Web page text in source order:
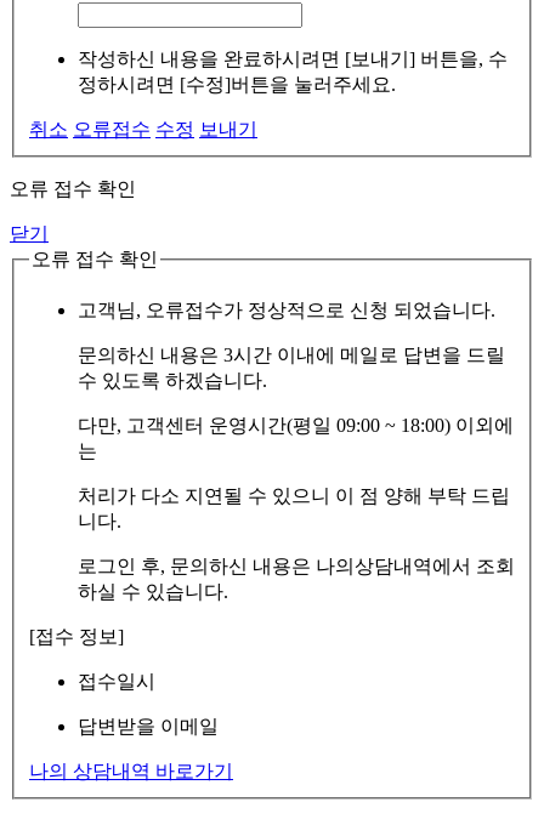
작성하신 내용을 완료하시려면 [보내기] 버튼을, 수
정하시려면 [수정]버튼을 눌러주세요.
취소 오류접수 수정 보내기
오류 접수 확인
닫기
오류 접수 확인
고객님, 오류접수가 정상적으로 신청 되었습니다.
문의하신 내용은 3시간 이내에 메일로 답변을 드릴
수 있도록 하겠습니다.
다만, 고객센터 운영시간(평일 09:00 ~ 18:00) 이외에
는
처리가 다소 지연될 수 있으니 이 점 양해 부탁 드립
니다.
로그인 후, 문의하신 내용은 나의상담내역에서 조회
하실 수 있습니다.
[접수 정보]
접수일시
답변받을 이메일
나의 상담내역 바로가기